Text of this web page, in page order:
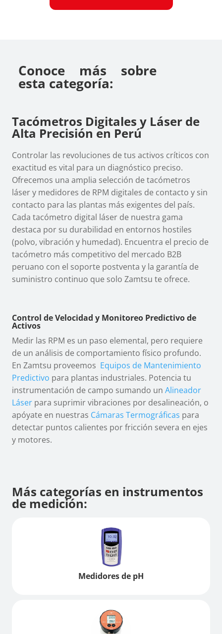
Conoce más sobre
esta categoría:
Tacómetros Digitales y Láser de
Alta Precisión en Perú
Controlar las revoluciones de tus activos críticos con
exactitud es vital para un diagnóstico preciso.
Ofrecemos una amplia selección de tacómetros
láser y medidores de RPM digitales de contacto y sin
contacto para las plantas más exigentes del país.
Cada tacómetro digital láser de nuestra gama
destaca por su durabilidad en entornos hostiles
(polvo, vibración y humedad). Encuentra el precio de
tacómetro más competitivo del mercado B2B
peruano con el soporte postventa y la garantía de
suministro continuo que solo Zamtsu te ofrece.
Control de Velocidad y Monitoreo Predictivo de
Activos
Medir las RPM es un paso elemental, pero requiere
de un análisis de comportamiento físico profundo.
En Zamtsu proveemos Equipos de Mantenimiento
Predictivo para plantas industriales. Potencia tu
instrumentación de campo sumando unAlineador
Láser para suprimir vibraciones por desalineación, o
apóyate en nuestras Cámaras Termográficas para
detectar puntos calientes por fricción severa en ejes
y motores.
Más categorías en instrumentos
de medición:
Medidores de pH